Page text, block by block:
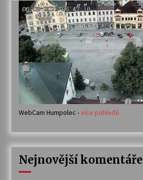
WebCam Humpolec -více pohledů
Nejnovější komentáře